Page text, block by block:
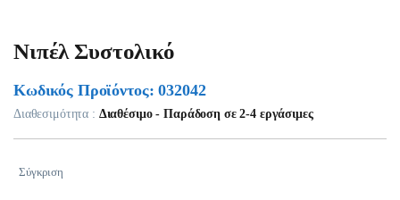
Νιπέλ Συστολικό
Κωδικός Προϊόντος: 032042
Διαθεσιμότητα : Διαθέσιμο - Παράδοση σε 2-4 εργάσιμες
Σύγκριση